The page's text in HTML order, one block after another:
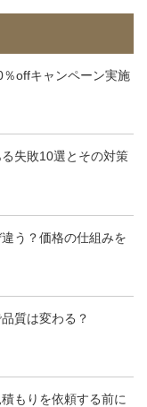
offキャンペーン実施
失敗10選とその対策
う？価格の仕組みを
質は変わる？
もりを依頼する前に